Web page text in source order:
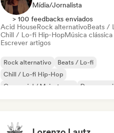
Mídia/Jornalista
> 100 feedbacks enviados
Acid HouseRock alternativoBeats /
Chill / Lo-fi Hip-HopMúsica clássica
Escrever artigos
Rock alternativo
Beats / Lo-fi
Chill / Lo-fi Hip-Hop
Comercial / Mainstream
Dance music